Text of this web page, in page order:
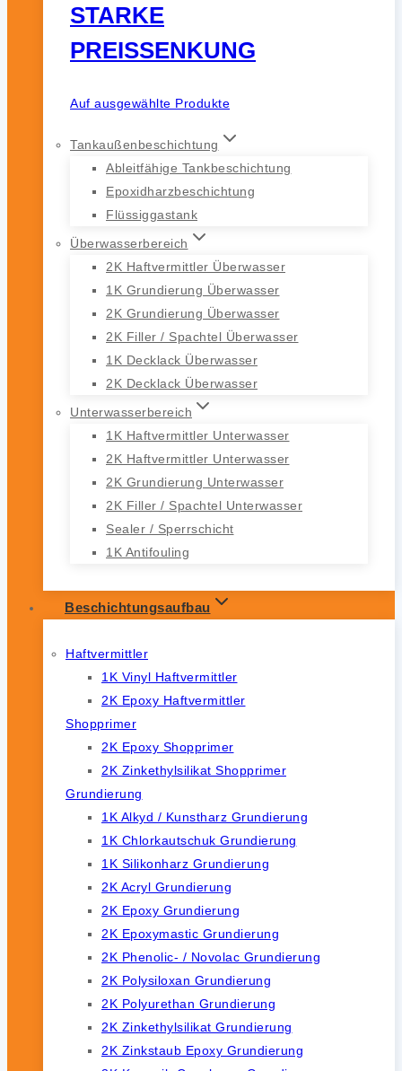
STARKE
PREISSENKUNG
Auf ausgewählte Produkte
Tankaußenbeschichtung
Ableitfähige Tankbeschichtung
Epoxidharzbeschichtung
Flüssiggastank
Überwasserbereich
2K Haftvermittler Überwasser
1K Grundierung Überwasser
2K Grundierung Überwasser
2K Filler / Spachtel Überwasser
1K Decklack Überwasser
2K Decklack Überwasser
Unterwasserbereich
1K Haftvermittler Unterwasser
2K Haftvermittler Unterwasser
2K Grundierung Unterwasser
2K Filler / Spachtel Unterwasser
Sealer / Sperrschicht
1K Antifouling
Beschichtungsaufbau
Haftvermittler
1K Vinyl Haftvermittler
2K Epoxy Haftvermittler
Shopprimer
2K Epoxy Shopprimer
2K Zinkethylsilikat Shopprimer
Grundierung
1K Alkyd / Kunstharz Grundierung
1K Chlorkautschuk Grundierung
1K Silikonharz Grundierung
2K Acryl Grundierung
2K Epoxy Grundierung
2K Epoxymastic Grundierung
2K Phenolic- / Novolac Grundierung
2K Polysiloxan Grundierung
2K Polyurethan Grundierung
2K Zinkethylsilikat Grundierung
2K Zinkstaub Epoxy Grundierung